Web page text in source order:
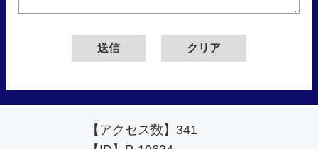
【アクセス数】 341